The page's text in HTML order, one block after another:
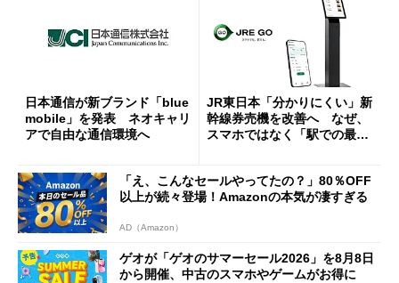
日本通信が新ブランド「blue
mobile」を発表 ネオキャリ
アで自由な通信環境へ
JR東日本「分かりにくい」新
幹線券売機を改善へ なぜ、
スマホではなく「駅での最短
「え、こんなセールやってたの？」80％OFF
以上が続々登場！Amazonの本気が凄すぎる
AD（Amazon）
ゲオが「ゲオのサマーセール2026」を8月8日
から開催、中古のスマホやゲームがお得に